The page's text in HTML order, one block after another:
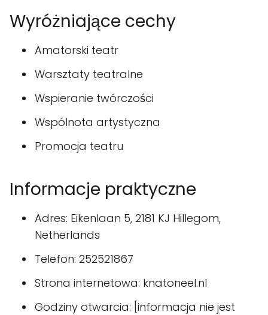
Wyróżniające cechy
Amatorski teatr
Warsztaty teatralne
Wspieranie twórczości
Wspólnota artystyczna
Promocja teatru
Informacje praktyczne
Adres: Eikenlaan 5, 2181 KJ Hillegom,
Netherlands
Telefon: 252521867
Strona internetowa: knatoneel.nl
Godziny otwarcia: [informacja nie jest